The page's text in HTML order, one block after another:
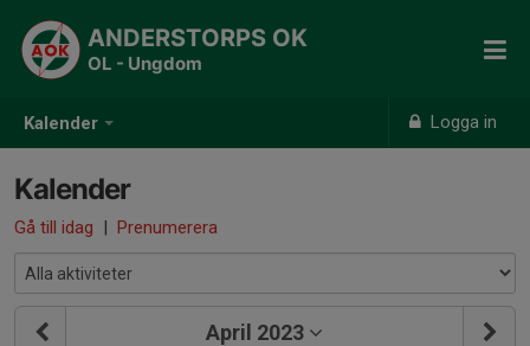
Kalender Logga in
ANDERSTORPS OK
OL - Ungdom
Kalender
Gå till idag | Prenumerera
April 2023